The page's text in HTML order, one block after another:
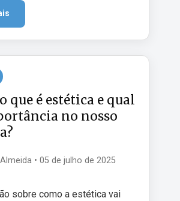
que é estética e qual
no nosso
• 05 de julho de 2025
sobre como a estética vai